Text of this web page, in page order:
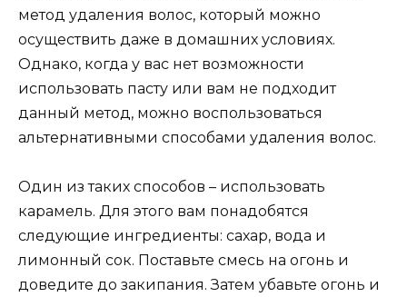
метод удаления волос, который можно
осуществить даже в домашних условиях.
Однако, когда у вас нет возможности
использовать пасту или вам не подходит
данный метод, можно воспользоваться
альтернативными способами удаления волос.
Один из таких способов – использовать
карамель. Для этого вам понадобятся
следующие ингредиенты: сахар, вода и
лимонный сок. Поставьте смесь на огонь и
доведите до закипания. Затем убавьте огонь и